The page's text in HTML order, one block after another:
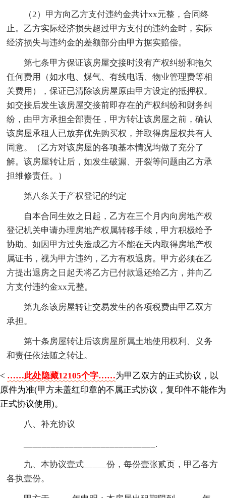
（2）甲方向乙方支付违约金共计xx元整，合同终
止。乙方实际经济损失超过甲方支付的违约金时，实际
经济损失与违约金的差额部分由甲方据实赔偿。
第七条甲方保证该房屋交接时没有产权纠纷和拖欠
任何费用（如水电、煤气、有线电话、物业管理费等相
关费用），保证已清除该房屋原由甲方设定的抵押权。
如交接后发生该房屋交接前即存在的产权纠纷和财务纠
纷，由甲方承担全部责任，甲方转让该房屋之前，确认
该房屋承租人已放弃优先购买权，并取得房屋权共有人
同意。（乙方对该房屋的各项基本情况均做了充分了
解。该房屋转让后，如发生破漏、开裂等问题由乙方承
担维修责任。）
第八条关于产权登记的约定
自本合同生效之日起，乙方在三个月内向房地产权
登记机关申请办理房地产权属转移手续，甲方积极给予
协助。如因甲方过失造成乙方不能在天内取得房地产权
属证书，视为甲方违约，乙方有权退房。甲方必须在乙
方提出退房之日起天将乙方已付款退还给乙方，并向乙
方支付违约金xx元整。
第九条该房屋转让交易发生的各项税费由甲乙双方
承担。
第十条房屋转让后该房屋所属土地使用权利、义务
和责任依法随之转让。
< ……此处隐藏12105个字……为甲乙双方的正式协议，以
原件为准(甲方未盖红印章的不属正式协议，复印件不能作为
正式协议使用)。
八、补充协议
_____________________________.
九、本协议壹式_____份，每份壹张贰页，甲乙各方
各执壹份。